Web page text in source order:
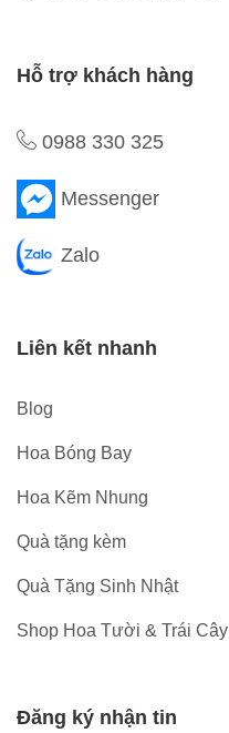
Hỗ trợ khách hàng
0988 330 325
Messenger
Zalo
Liên kết nhanh
Blog
Hoa Bóng Bay
Hoa Kẽm Nhung
Quà tặng kèm
Quà Tặng Sinh Nhật
Shop Hoa Tười & Trái Cây
Đăng ký nhận tin